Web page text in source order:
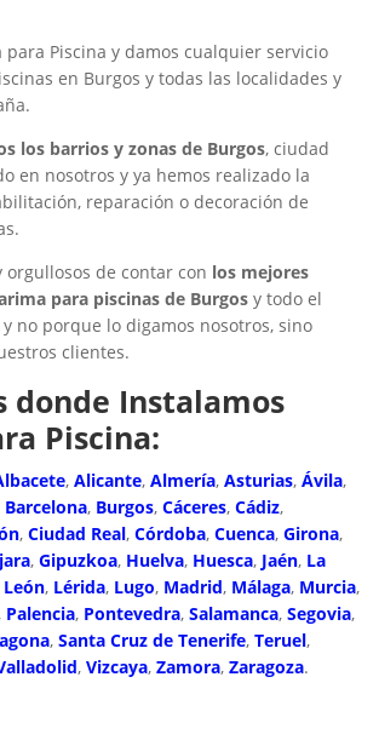
para Piscina y damos cualquier servicio
en Burgos y todas las localidades y
los barrios y zonas de Burgos, ciudad
en nosotros y ya hemos realizado la
reparación o decoración de
orgullosos de contar con los mejores
para piscinas de Burgos y todo el
y no porque lo digamos nosotros, sino
clientes.
donde Instalamos
Piscina:
,Alicante,Almería,Asturias,Ávila,
Barcelona, Burgos,Cáceres,Cádiz,
,Ciudad Real,Córdoba,Cuenca,Girona,
,Gipuzkoa, Huelva, Huesca, Jaén, La
León, Lérida, Lugo, Madrid, Málaga, Murcia,
Palencia, Pontevedra,Salamanca,Segovia,
,Santa Cruz de Tenerife,Teruel,
,Vizcaya,Zamora,Zaragoza.